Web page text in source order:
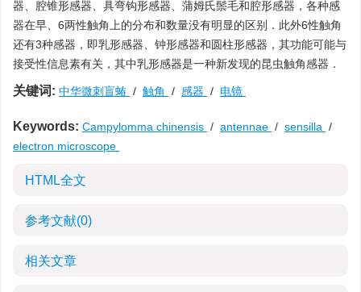
器、腔锥形感器、具弯钩形感器、蒲姆氏鬃毛和腔形感器，各种感
器在早、6两性触角上的分布和数量没有明显的区别．此外6性触角
还有3种感器，即乳形感器、钟形感器和圆柱形感器，其功能可能与
接受性信息素有关，其中乳形感器是一种新发现的昆虫触角感器．
关键词: 中华微刺盲蝽 / 触角 / 感器 / 电镜
Keywords: Campylomma chinensis / antennae / sensilla /
electron microscope
HTML全文
参考文献(0)
相关文章